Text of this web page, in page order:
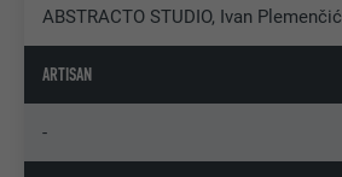
ABSTRACTO STUDIO, Ivan Plemenčić
ARTISAN
-